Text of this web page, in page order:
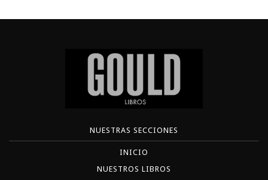
NUESTRAS SECCIONES
INICIO
NUESTROS LIBROS